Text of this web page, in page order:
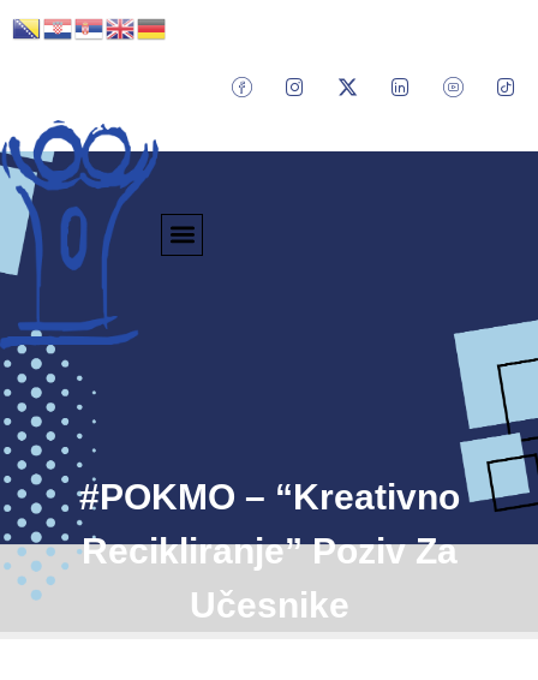
#POKMO – “Kreativno
Recikliranje” Poziv Za
Učesnike